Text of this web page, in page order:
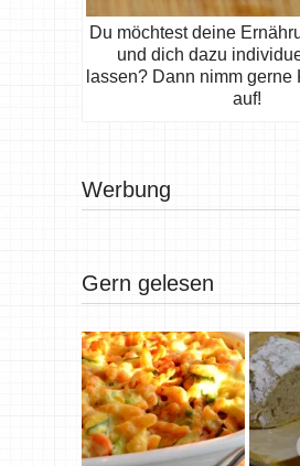
Du möchtest deine
und dich dazu
lassen? Dann nimm gerne
auf!
Werbung
Gern gelesen